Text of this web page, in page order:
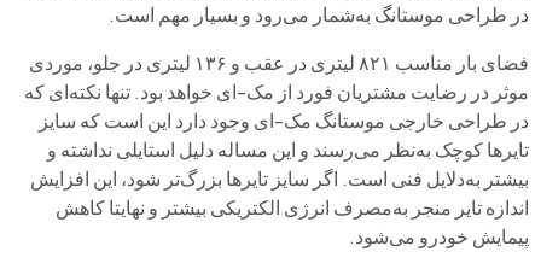
در طراحی موستانگ به‌شمار می‌رود و بسیار مهم است.
فضای بار مناسب ۸۲۱ لیتری در عقب و ۱۳۶ لیتری در جلو، موردی
موثر در رضایت مشتریان فورد از مک‌-ای خواهد بود. تنها نکته‌ای که
در طراحی خارجی موستانگ مک-ای وجود دارد این است که سایز
تایرها کوچک به‌نظر می‌رسند و این مساله دلیل استایلی نداشته و
بیشتر به‌دلایل فنی است. اگر سایز تایرها بزرگ‌تر شود، این افزایش
اندازه تایر منجر به‌مصرف انرژی الکتریکی بیشتر و نهایتا کاهش
پیمایش خودرو می‌شود.